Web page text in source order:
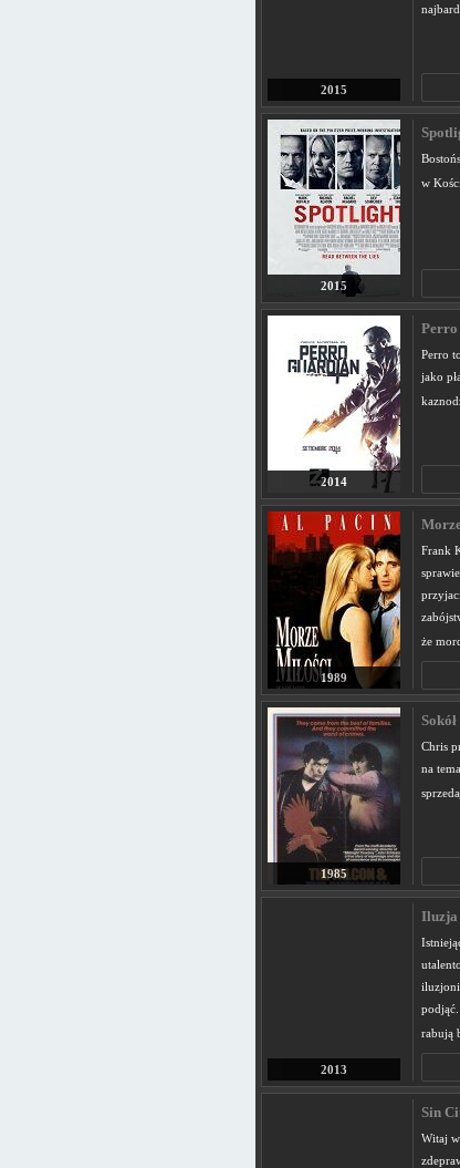
2015
2015
w
2014
Perro
Perro
jako
1989
Frank
że
1985
Chris
na
2013
Iluzja
rabują
Sin
Witaj